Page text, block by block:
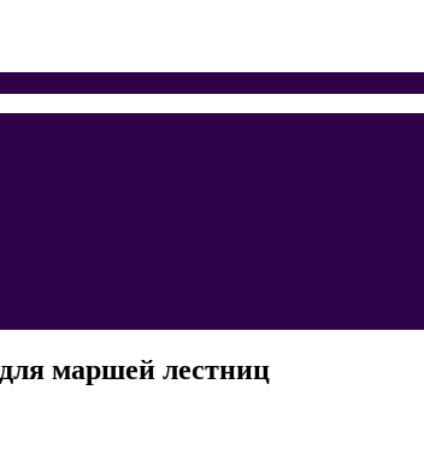
маршей лестниц